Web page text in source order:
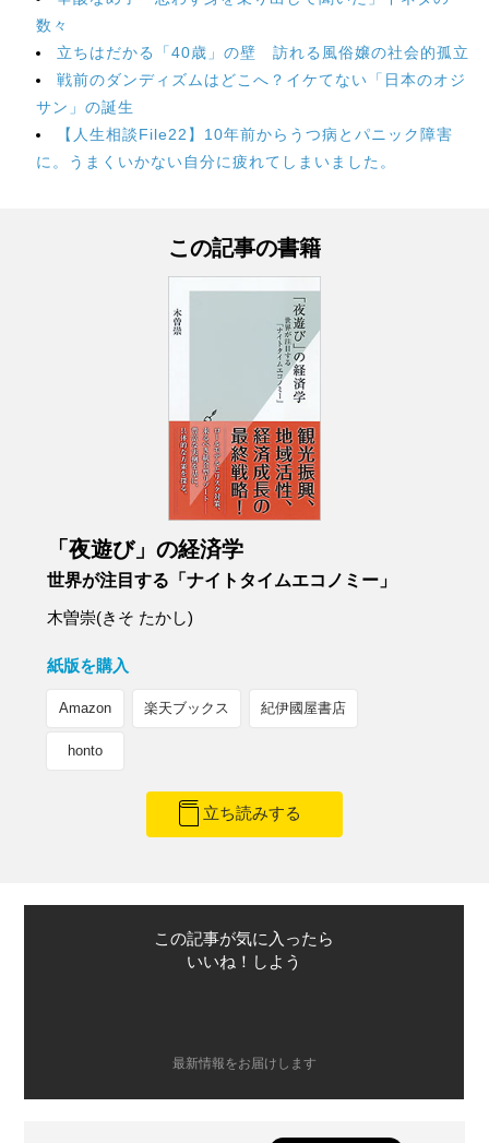
数々
立ちはだかる「40歳」の壁 訪れる風俗嬢の社会的孤立
戦前のダンディズムはどこへ？イケてない「日本のオジ
サン」の誕生
【人生相談File22】10年前からうつ病とパニック障害
に。うまくいかない自分に疲れてしまいました。
この記事の書籍
「夜遊び」の経済学
世界が注目する「ナイトタイムエコノミー」
木曽崇(きそ たかし)
紙版を購入
Amazon 楽天ブックス 紀伊國屋書店
honto
立ち読みする
この記事が気に入ったら
いいね！しよう
最新情報をお届けします